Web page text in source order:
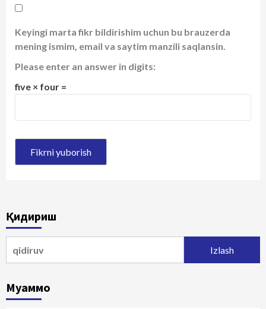
Keyingi marta fikr bildirishim uchun bu brauzerda
mening ismim, email va saytim manzili saqlansin.
Please enter an answer in digits:
five × four =
Қидириш
Муаммо